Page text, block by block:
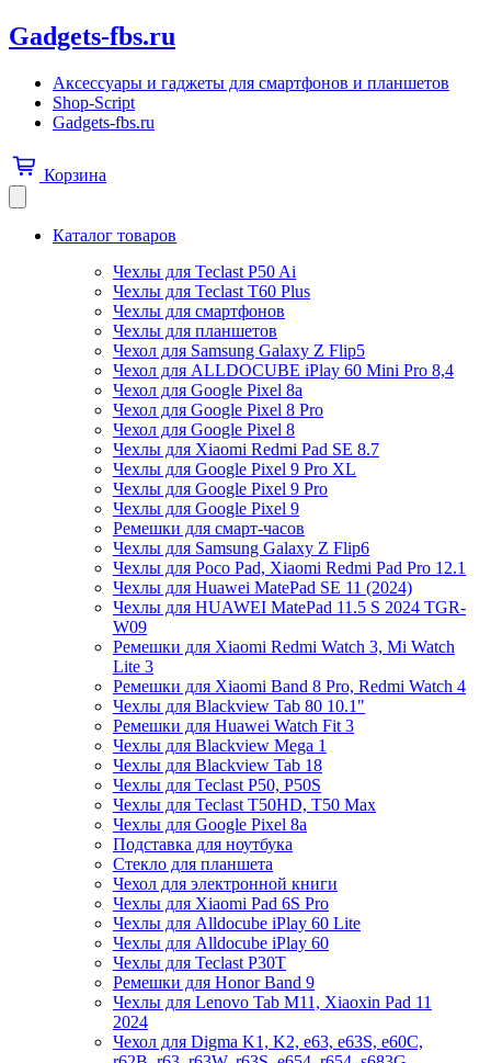
Gadgets-fbs.ru
Аксессуары и гаджеты для смартфонов и планшетов
Shop-Script
Gadgets-fbs.ru
Корзина
Каталог товаров
Чехлы для Teclast P50 Ai
Чехлы для Teclast T60 Plus
Чехлы для смартфонов
Чехлы для планшетов
Чехол для Samsung Galaxy Z Flip5
Чехол для ALLDOCUBE iPlay 60 Mini Pro 8,4
Чехол для Google Pixel 8a
Чехол для Google Pixel 8 Pro
Чехол для Google Pixel 8
Чехлы для Xiaomi Redmi Pad SE 8.7
Чехлы для Google Pixel 9 Pro XL
Чехлы для Google Pixel 9 Pro
Чехлы для Google Pixel 9
Ремешки для смарт-часов
Чехлы для Samsung Galaxy Z Flip6
Чехлы для Poco Pad, Xiaomi Redmi Pad Pro 12.1
Чехлы для Huawei MatePad SE 11 (2024)
Чехлы для HUAWEI MatePad 11.5 S 2024 TGR-
W09
Ремешки для Xiaomi Redmi Watch 3, Mi Watch
Lite 3
Ремешки для Xiaomi Band 8 Pro, Redmi Watch 4
Чехлы для Blackview Tab 80 10.1"
Ремешки для Huawei Watch Fit 3
Чехлы для Blackview Mega 1
Чехлы для Blackview Tab 18
Чехлы для Teclast P50, P50S
Чехлы для Teclast T50HD, T50 Max
Чехлы для Google Pixel 8a
Подставка для ноутбука
Стекло для планшета
Чехол для электронной книги
Чехлы для Xiaomi Pad 6S Pro
Чехлы для Alldocube iPlay 60 Lite
Чехлы для Alldocube iPlay 60
Чехлы для Teclast P30T
Ремешки для Honor Band 9
Чехлы для Lenovo Tab M11, Xiaoxin Pad 11
2024
Чехол для Digma K1, K2, e63, e63S, e60C,